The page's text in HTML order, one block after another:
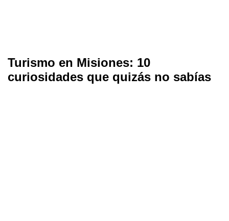
Turismo en Misiones: 10
curiosidades que quizás no sabías